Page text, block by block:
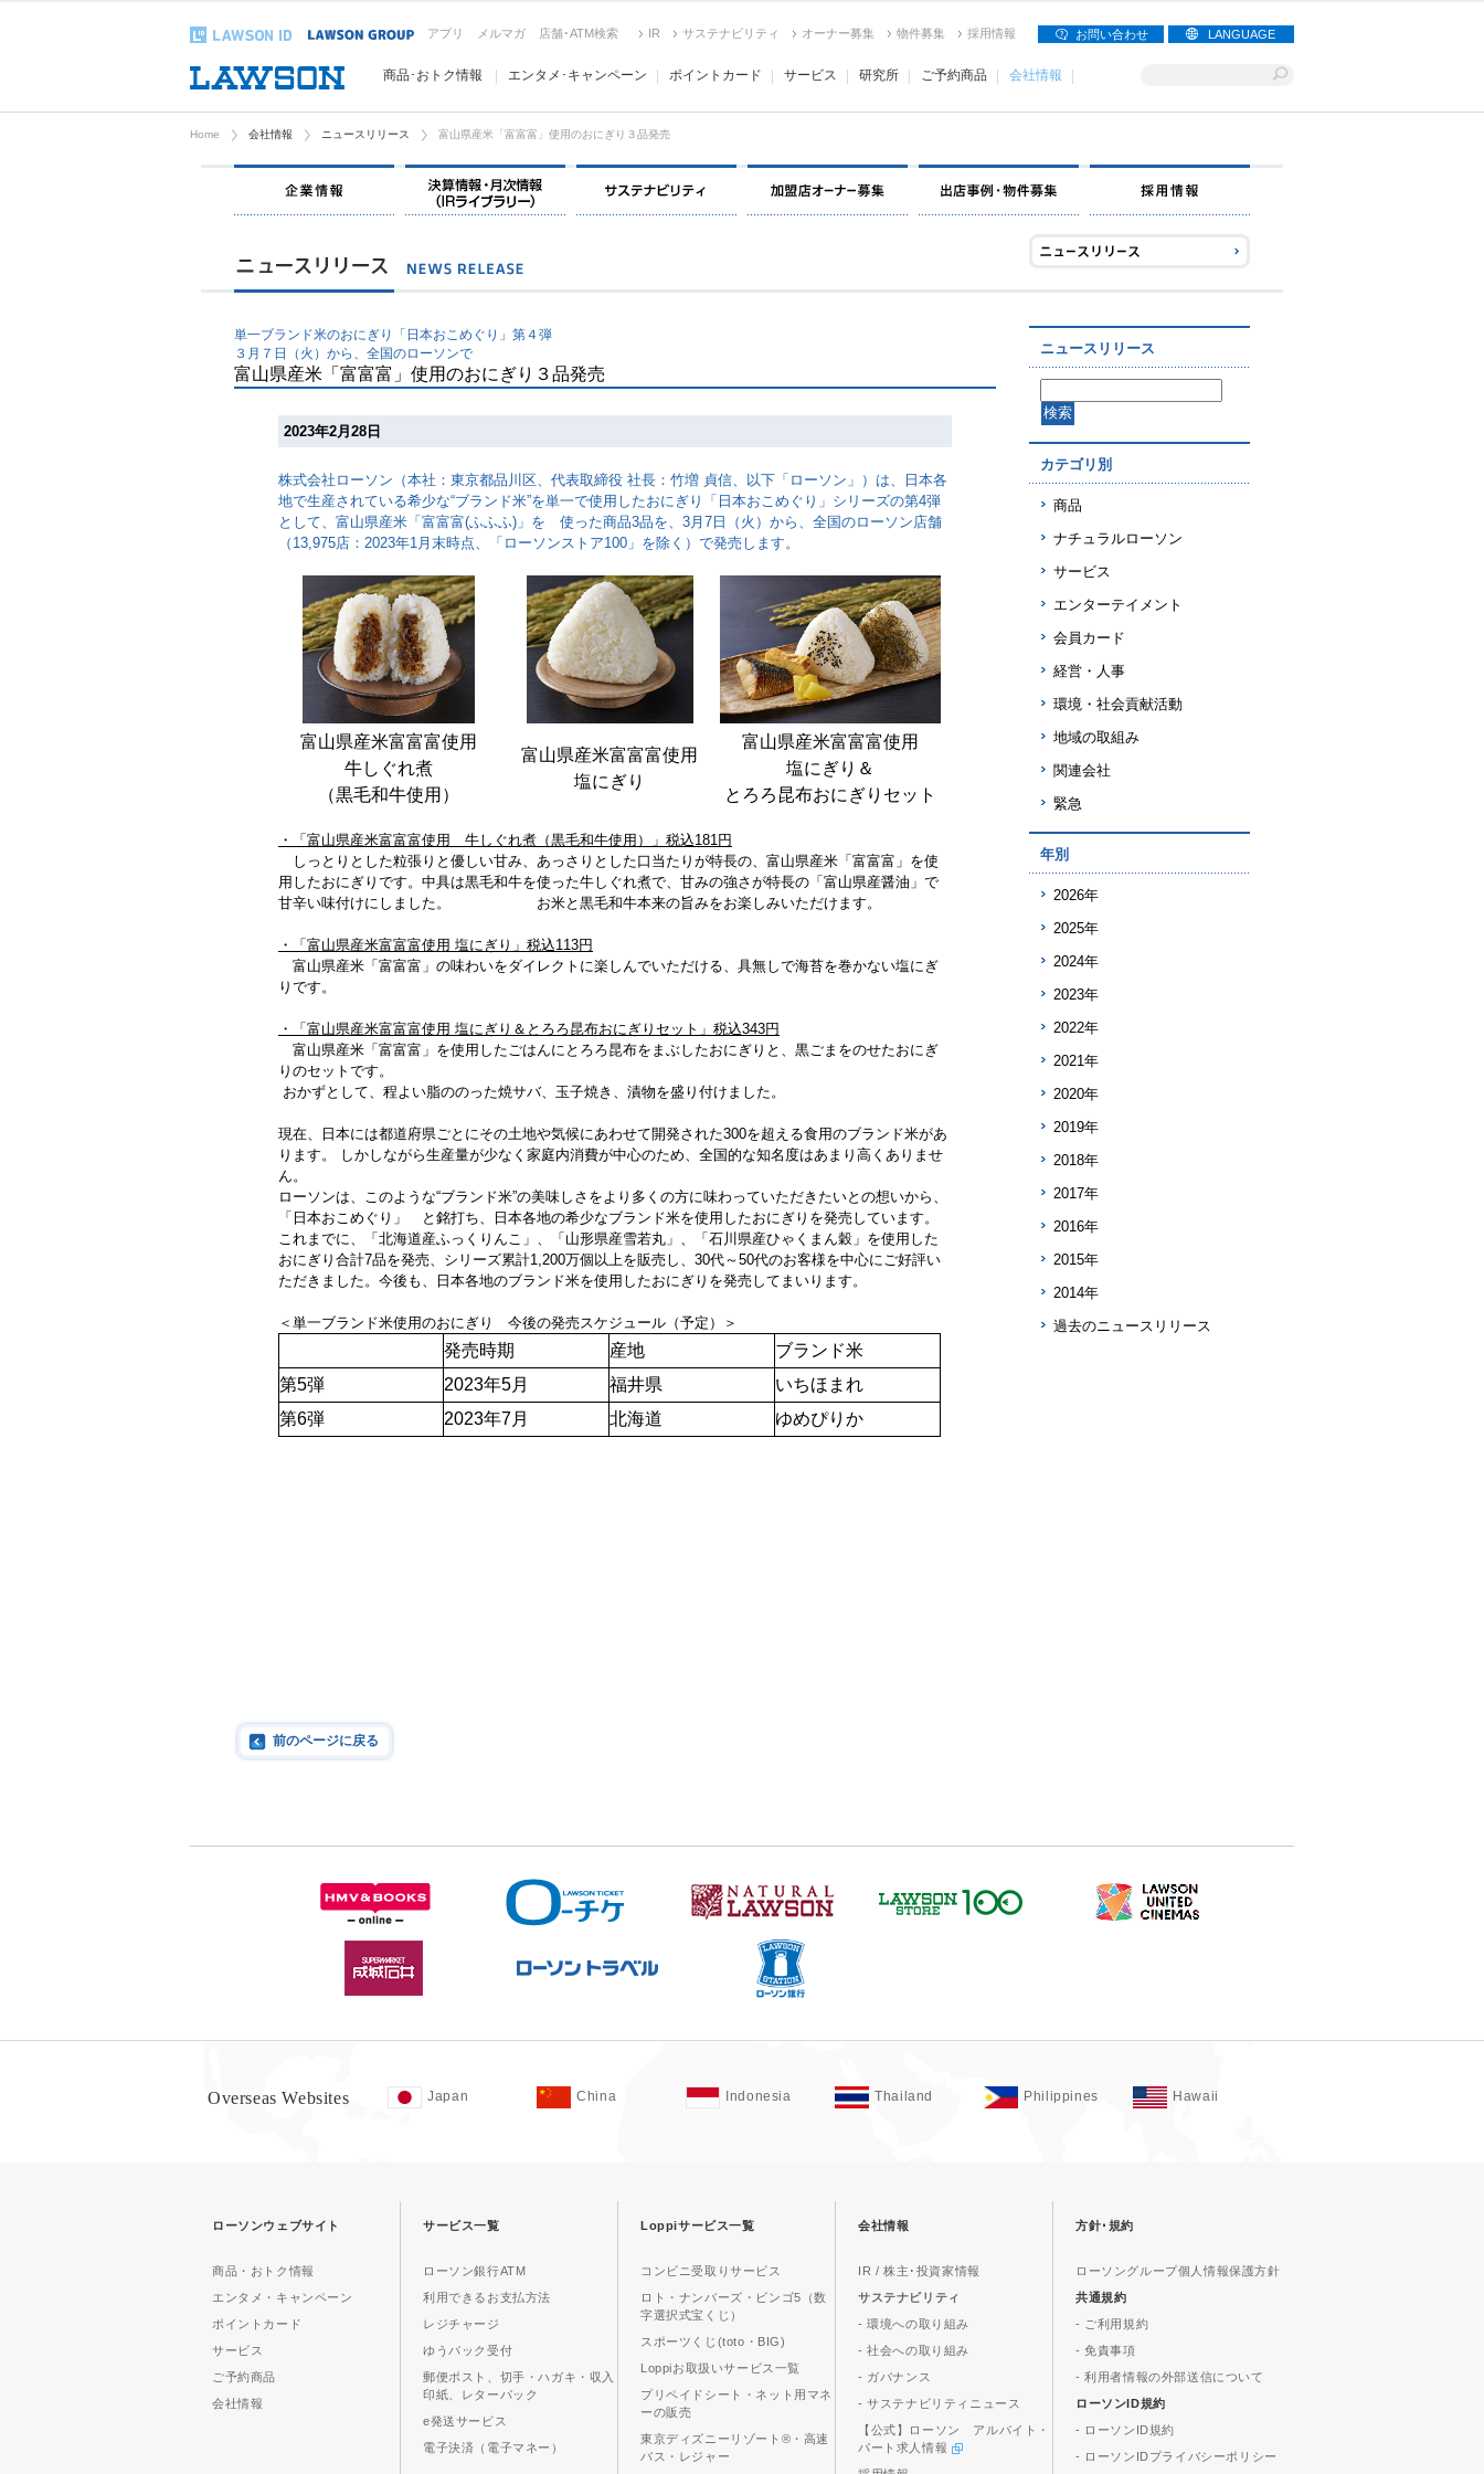
アプリ メルマガ 店舗･ATM検索 IR サステナビリティ オーナー募集 物件募集 採用情報 お問い合わせ LANGUAGE
商品･おトク情報 エンタメ･キャンペーン ポイントカード サービス 研究所 ご予約商品 会社情報
Home 会社情報 ニュースリリース 富山県産米「富富富」使用のおにぎり３品発売
企業情報
単一ブランド米のおにぎり「日本おこめぐり」第４弾
３月７日（火）から、全国のローソンで
富山県産米「富富富」使用のおにぎり３品発売
2023年2月28日
株式会社ローソン（本社：東京都品川区、代表取締役 社長：竹増 貞信、以下「ローソン」）は、日本各
地で生産されている希少な“ブランド米”を単一で使用したおにぎり「日本おこめぐり」シリーズの第4弾
として、富山県産米「富富富(ふふふ)」を 使った商品3品を、3月7日（火）から、全国のローソン店舗
（13,975店：2023年1月末時点、「ローソンストア100」を除く）で発売します。
富山県産米富富富使用
牛しぐれ煮
（黒毛和牛使用）
富山県産米富富富使用
塩にぎり
富山県産米富富富使用
塩にぎり＆
とろろ昆布おにぎりセット
・「富山県産米富富富使用 牛しぐれ煮（黒毛和牛使用）」税込181円
しっとりとした粒張りと優しい甘み、あっさりとした口当たりが特長の、富山県産米「富富富」を使
用したおにぎりです。中具は黒毛和牛を使った牛しぐれ煮で、甘みの強さが特長の「富山県産醤油」で
甘辛い味付けにしました。 お米と黒毛和牛本来の旨みをお楽しみいただけます。
・「富山県産米富富富使用 塩にぎり」税込113円
富山県産米「富富富」の味わいをダイレクトに楽しんでいただける、具無しで海苔を巻かない塩にぎ
りです。
・「富山県産米富富富使用 塩にぎり＆とろろ昆布おにぎりセット」税込343円
富山県産米「富富富」を使用したごはんにとろろ昆布をまぶしたおにぎりと、黒ごまをのせたおにぎ
りのセットです。
おかずとして、程よい脂ののった焼サバ、玉子焼き、漬物を盛り付けました。
現在、日本には都道府県ごとにその土地や気候にあわせて開発された300を超える食用のブランド米があ
ります。 しかしながら生産量が少なく家庭内消費が中心のため、全国的な知名度はあまり高くありませ
ん。
ローソンは、このような“ブランド米”の美味しさをより多くの方に味わっていただきたいとの想いから、
「日本おこめぐり」 と銘打ち、日本各地の希少なブランド米を使用したおにぎりを発売しています。
これまでに、「北海道産ふっくりんこ」、「山形県産雪若丸」、「石川県産ひゃくまん穀」を使用した
おにぎり合計7品を発売、シリーズ累計1,200万個以上を販売し、30代～50代のお客様を中心にご好評い
ただきました。今後も、日本各地のブランド米を使用したおにぎりを発売してまいります。
＜単一ブランド米使用のおにぎり 今後の発売スケジュール（予定）＞
発売時期 産地
ブランド米
第5弾
2023年5月 福井県
いちほまれ
第6弾
2023年7月 北海道 ゆめぴりか
前のページに戻る
ニュースリリース
カテゴリ別
商品
ナチュラルローソン
サービス
エンターテイメント
会員カード
経営・人事
環境・社会貢献活動
地域の取組み
関連会社
緊急
年別
2026年
2025年
2024年
2023年
2022年
2021年
2020年
2019年
2018年
2017年
2016年
2015年
2014年
過去のニュースリリース
Overseas Websites Japan China Indonesia Thailand Philippines Hawaii
ローソンウェブサイト
商品・おトク情報
エンタメ・キャンペーン
ポイントカード
サービス
ご予約商品
会社情報
サービス一覧
ローソン銀行ATM
利用できるお支払方法
レジチャージ
ゆうパック受付
郵便ポスト、切手・ハガキ・収入
印紙、レターパック
e発送サービス
電子決済（電子マネー）
Loppiサービス一覧
コンビニ受取りサービス
ロト・ナンバーズ・ビンゴ5（数
字選択式宝くじ）
スポーツくじ(toto・BIG)
Loppiお取扱いサービス一覧
プリペイドシート・ネット用マネ
ーの販売
東京ディズニーリゾート®・高速
バス・レジャー
会社情報
IR / 株主･投資家情報
サステナビリティ
- 環境への取り組み
- 社会への取り組み
- ガバナンス
- サステナビリティニュース
【公式】ローソン アルバイト・
パート求人情報
方針･規約
ローソングループ個人情報保護方針
共通規約
- ご利用規約
- 免責事項
- 利用者情報の外部送信について
ローソンID規約
- ローソンID規約
- ローソンIDプライバシーポリシー